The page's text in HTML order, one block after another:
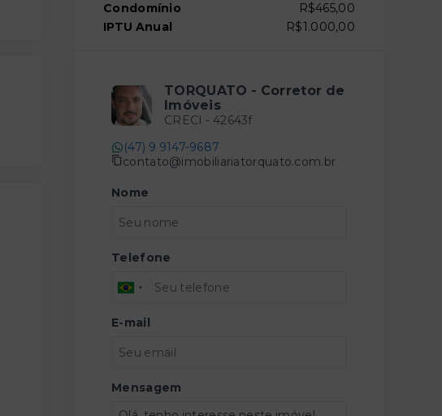
Condomínio
R$465,00
IPTU Anual
R$1.000,00
TORQUATO - Corretor de
Imóveis
CRECI - 42643f
(47) 9 9147-9687
contato@imobiliariatorquato.com.br
Nome
Telefone
E-mail
Mensagem